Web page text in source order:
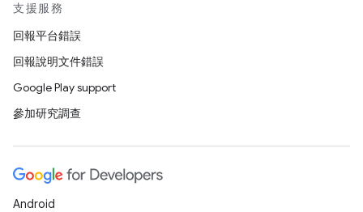
支援服務
回報平台錯誤
回報說明文件錯誤
Google Play support
參加研究調查
Android